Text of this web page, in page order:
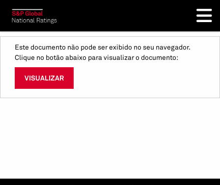
Este documento não pode ser exibido no seu navegador.
Clique no botão abaixo para visualizar o documento:
VISUALIZAR